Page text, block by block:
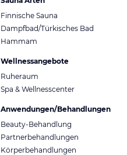
Finnische Sauna
Dampfbad/Türkisches Bad
Hammam
Wellnessangebote
Ruheraum
Spa & Wellnesscenter
Anwendungen/Behandlungen
Beauty-Behandlung
Partnerbehandlungen
Körperbehandlungen